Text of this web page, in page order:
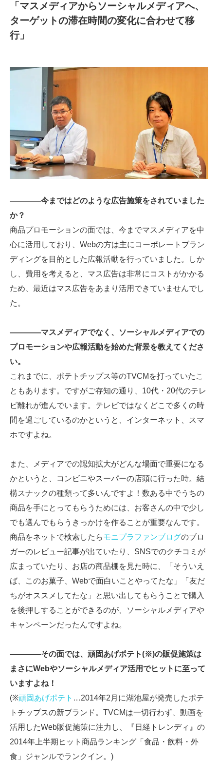
「マスメディアからソーシャルメディアへ、
ターゲットの滞在時間の変化に合わせて移
行」
――――今まではどのような広告施策をされていました
か？
商品プロモーションの面では、今までマスメディアを中
心に活用しており、Webの方は主にコーポレートブラン
ディングを目的とした広報活動を行っていました。しか
し、費用を考えると、マス広告は非常にコストがかかる
ため、最近はマス広告をあまり活用できていませんでし
た。
――――マスメディアでなく、ソーシャルメディアでの
プロモーションや広報活動を始めた背景を教えてくださ
い。
これまでに、ポテトチップス等のTVCMを打っていたこ
ともあります。ですがご存知の通り、10代・20代のテレ
ビ離れが進んでいます。テレビではなくどこで多くの時
間を過ごしているのかというと、インターネット、スマ
ホですよね。
また、メディアでの認知拡大がどんな場面で重要になる
かというと、コンビニやスーパーの店頭に行った時。結
構スナックの種類って多いんですよ！数ある中でうちの
商品を手にとってもらうためには、お客さんの中で少し
でも選んでもらうきっかけを作ることが重要なんです。
商品をネットで検索したらモニプラファンブログのブロ
ガーのレビュー記事が出ていたり、SNSでのクチコミが
広まっていたり、お店の商品棚を見た時に、「そういえ
ば、このお菓子、Webで面白いことやってたな」「友だ
ちがオススメしてたな」と思い出してもらうことで購入
を後押しすることができるのが、ソーシャルメディアや
キャンペーンだったんですよね。
――――その面では、頑固あげポテト(※)の販促施策は
まさにWebやソーシャルメディア活用でヒットに至って
いますよね！
(※頑固あげポテト …2014年2月に湖池屋が発売したポテ
トチップスの新ブランド。TVCMは一切行わず、動画を
活用したWeb販促施策に注力し、『日経トレンディ』の
2014年上半期ヒット商品ランキング「食品・飲料・外
食」ジャンルでランクイン。)